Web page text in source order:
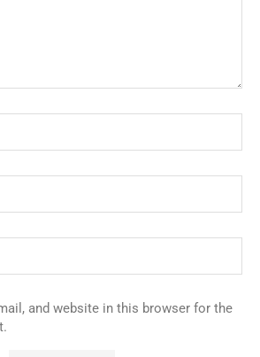
and website in this browser for the